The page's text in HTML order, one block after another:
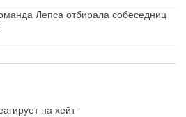
Лепса отбирала собеседниц
на хейт